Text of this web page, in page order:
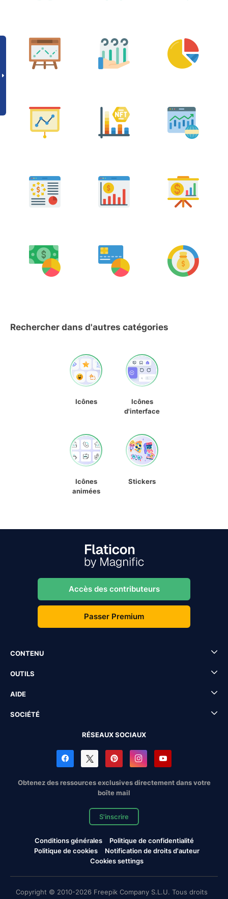
Rechercher dans d'autres catégories
Icônes
Icônes
d'interface
Icônes
animées
Stickers
Accès des contributeurs
Passer Premium
CONTENU
OUTILS
AIDE
SOCIÉTÉ
RÉSEAUX SOCIAUX
Obtenez des ressources exclusives directement dans votre
boîte mail
S'inscrire
Conditions générales
Politique de confidentialité
Politique de cookies
Notification de droits d'auteur
Cookies settings
Copyright © 2010-2026 Freepik Company S.L.U. Tous droits